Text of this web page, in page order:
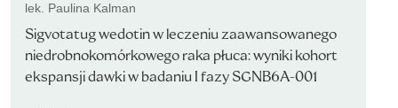
lek. Paulina Kalman
Sigvotatug wedotin w leczeniu zaawansowanego
niedrobnokomórkowego raka płuca: wyniki kohort
ekspansji dawki w badaniu I fazy SGNB6A-001